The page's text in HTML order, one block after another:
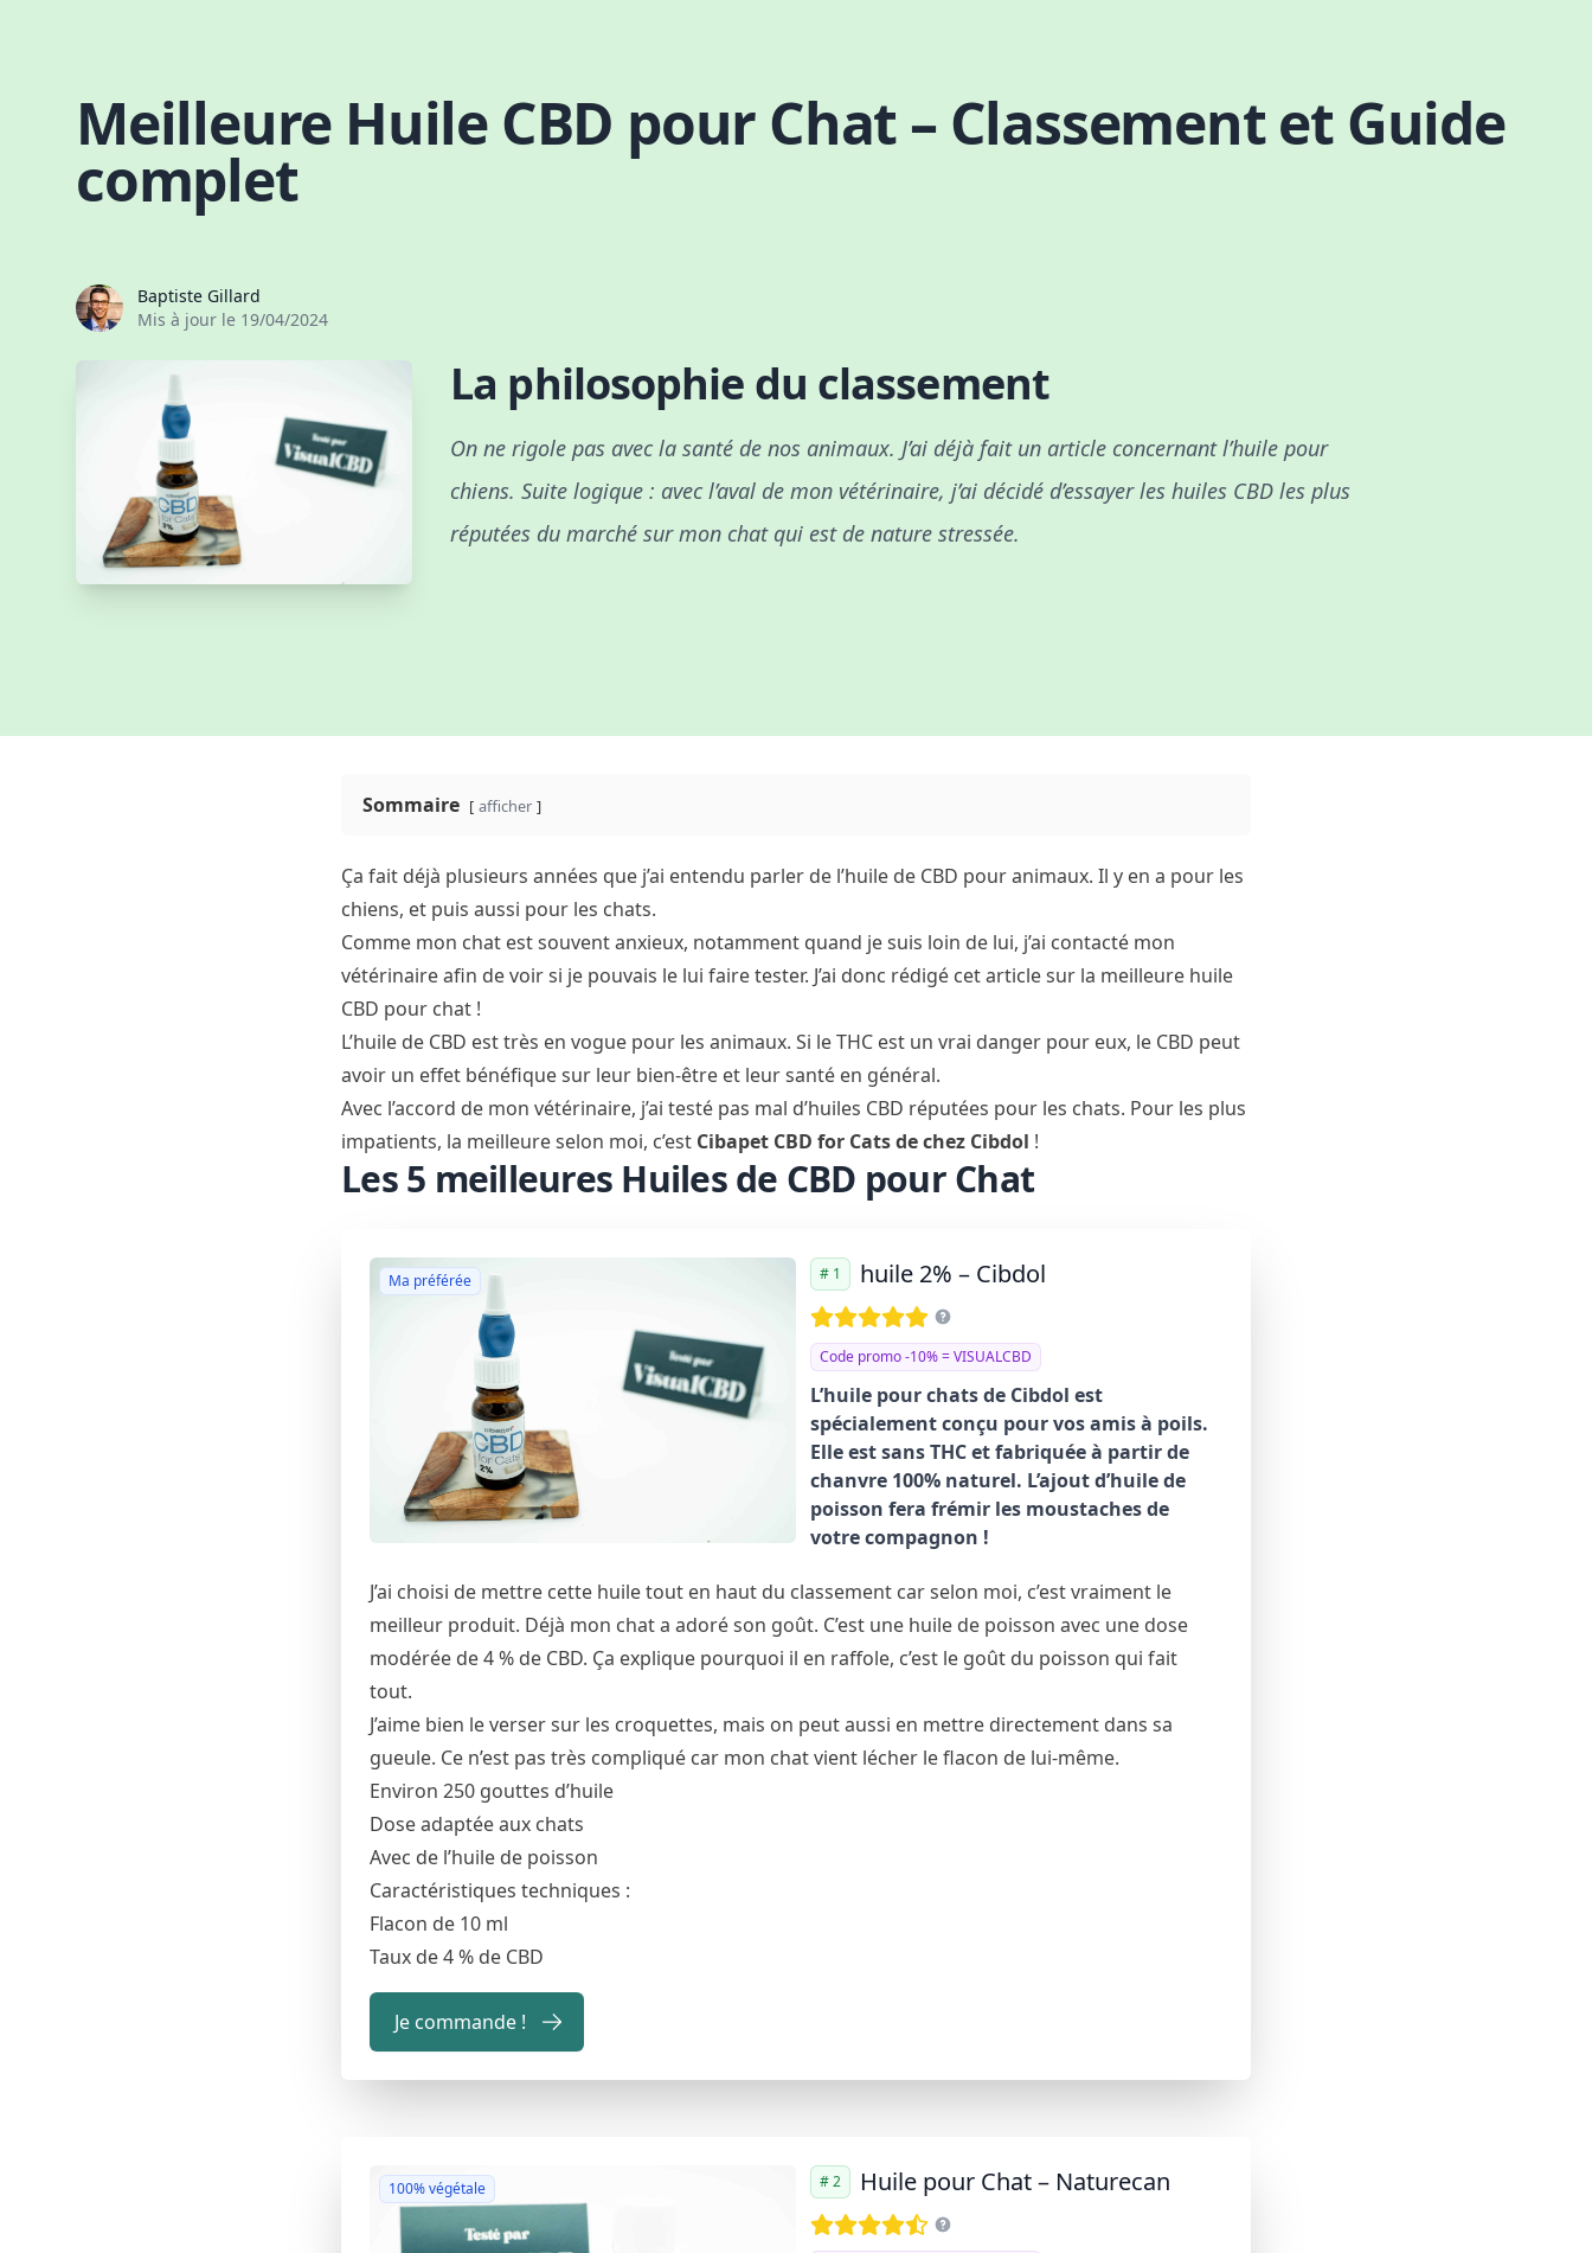
Meilleure Huile CBD pour Chat – Classement et Guide
complet
Baptiste Gillard
Mis à jour le 19/04/2024
La philosophie du classement
On ne rigole pas avec la santé de nos animaux. J’ai déjà fait un article concernant l’huile pour
chiens. Suite logique : avec l’aval de mon vétérinaire, j’ai décidé d’essayer les huiles CBD les plus
réputées du marché sur mon chat qui est de nature stressée.
Sommaire afficher
Ça fait déjà plusieurs années que j’ai entendu parler de l’huile de CBD pour animaux. Il y en a pour les
chiens, et puis aussi pour les chats.
Comme mon chat est souvent anxieux, notamment quand je suis loin de lui, j’ai contacté mon
vétérinaire afin de voir si je pouvais le lui faire tester. J’ai donc rédigé cet article sur la meilleure huile
CBD pour chat !
L’huile de CBD est très en vogue pour les animaux. Si le THC est un vrai danger pour eux, le CBD peut
avoir un effet bénéfique sur leur bien-être et leur santé en général.
Avec l’accord de mon vétérinaire, j’ai testé pas mal d’huiles CBD réputées pour les chats. Pour les plus
impatients, la meilleure selon moi, c’est Cibapet CBD for Catsde chez Cibdol !
Les 5 meilleures Huiles de CBD pour Chat
Ma préférée # 1 huile 2% – Cibdol
Code promo -10% = VISUALCBD
L’huile pour chats de Cibdol est
spécialement conçu pour vos amis à poils.
Elle est sans THC et fabriquée à partir de
chanvre 100% naturel. L’ajout d’huile de
poisson fera frémir les moustaches de
votre compagnon !
J’ai choisi de mettre cette huile tout en haut du classement car selon moi, c’est vraiment le
meilleur produit. Déjà mon chat a adoré son goût. C’est une huile de poisson avec une dose
modérée de 4 % de CBD. Ça explique pourquoi il en raffole, c’est le goût du poisson qui fait
tout.
J’aime bien le verser sur les croquettes, mais on peut aussi en mettre directement dans sa
gueule. Ce n’est pas très compliqué car mon chat vient lécher le flacon de lui-même.
Environ 250 gouttes d’huile
Dose adaptée aux chats
Avec de l’huile de poisson
Caractéristiques techniques :
Flacon de 10 ml
Taux de 4 % de CBD
Je commande !
100% végétale # 2 Huile pour Chat – Naturecan